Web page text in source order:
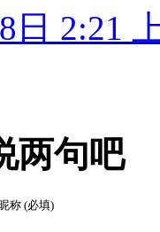
日 2:21
两句吧
称 (必填)